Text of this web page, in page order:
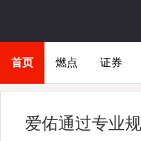
首页 燃点 证券